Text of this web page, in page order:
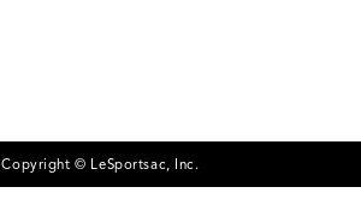
Copyright © LeSportsac, Inc.